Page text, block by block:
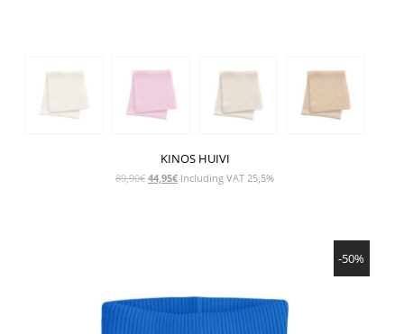
KINOS HUIVI
89,90€ Alkuperäinen
44,95€Nykyinen
Including VAT 25,5%
-50%